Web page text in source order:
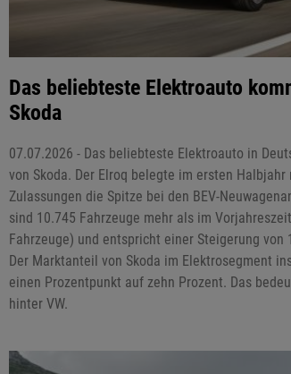
Das beliebteste Elektroauto
Skoda
07.07.2026 - Das beliebteste Elektroauto in
von Skoda. Der Elroq belegte im ersten Halbjahr
Zulassungen die Spitze bei den BEV-
sind 10.745 Fahrzeuge mehr als im
Fahrzeuge) und entspricht einer Steigerung von
Der Marktanteil von Skoda im Elektrosegment
einen Prozentpunkt auf zehn Prozent. Das
hinter VW.